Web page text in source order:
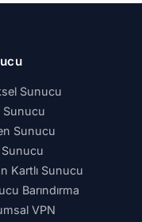
Sunucu
Sunucu
Sunucu
Kartlı Sunucu
Barındırma
VPN